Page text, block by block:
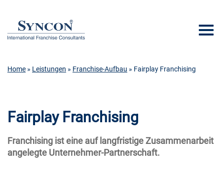
Home » Leistungen » Franchise-Aufbau » Fairplay Franchising
Fairplay Franchising
Franchising ist eine auf langfristige Zusammenarbeit
angelegte Unternehmer-Partnerschaft.